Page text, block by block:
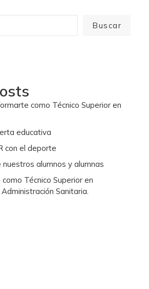
Buscar
como Técnico Superior en
educativa
con el deporte
alumnos y alumnas
Técnico Superior en
Sanitaria.